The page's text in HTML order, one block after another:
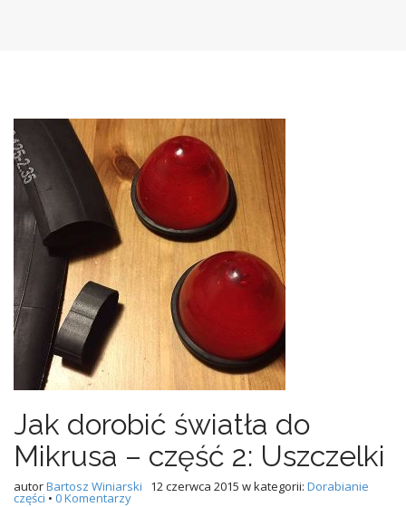
Jak dorobić światła do
Mikrusa – część 2: Uszczelki
autorBartosz Winiarski 12 czerwca 2015 w kategorii: Dorabianie
części • 0 Komentarzy